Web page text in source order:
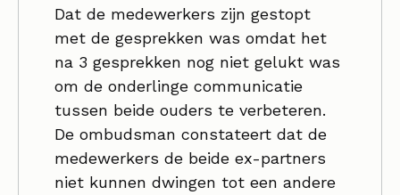
Dat de medewerkers zijn gestopt
met de gesprekken was omdat het
na 3 gesprekken nog niet gelukt was
om de onderlinge communicatie
tussen beide ouders te verbeteren.
De ombudsman constateert dat de
medewerkers de beide ex-partners
niet kunnen dwingen tot een andere